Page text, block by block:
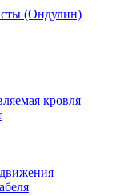
(Ондулин)
кровля